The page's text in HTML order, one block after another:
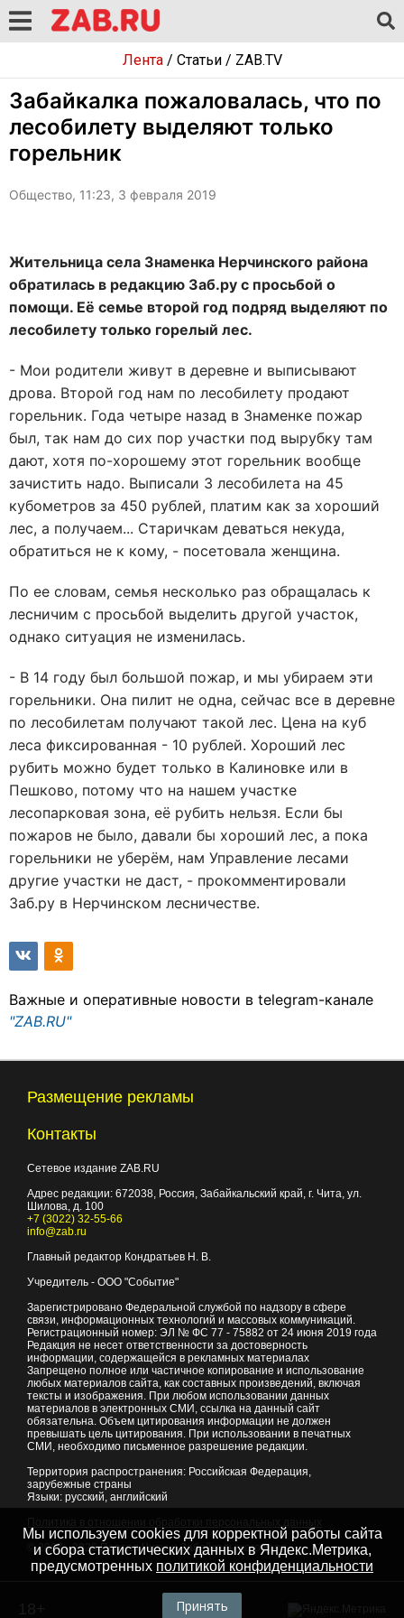
Лента/ Статьи/ ZAB.TV
Забайкалка пожаловалась, что по
лесобилету выделяют только
горельник
Общество, 11:23, 3 февраля 2019
Жительница села Знаменка Нерчинского района
обратилась в редакцию Заб.ру с просьбой о
помощи. Её семье второй год подряд выделяют по
лесобилету только горелый лес.
- Мои родители живут в деревне и выписывают
дрова. Второй год нам по лесобилету продают
горельник. Года четыре назад в Знаменке пожар
был, так нам до сих пор участки под вырубку там
дают, хотя по-хорошему этот горельник вообще
зачистить надо. Выписали 3 лесобилета на 45
кубометров за 450 рублей, платим как за хороший
лес, а получаем... Старичкам деваться некуда,
обратиться не к кому, - посетовала женщина.
По ее словам, семья несколько раз обращалась к
лесничим с просьбой выделить другой участок,
однако ситуация не изменилась.
- В 14 году был большой пожар, и мы убираем эти
горельники. Она пилит не одна, сейчас все в деревне
по лесобилетам получают такой лес. Цена на куб
леса фиксированная - 10 рублей. Хороший лес
рубить можно будет только в Калиновке или в
Пешково, потому что на нашем участке
лесопарковая зона, её рубить нельзя. Если бы
пожаров не было, давали бы хороший лес, а пока
горельники не уберём, нам Управление лесами
другие участки не даст, - прокомментировали
Заб.ру в Нерчинском лесничестве.
Важные и оперативные новости в telegram-канале
"ZAB.RU"
Размещение рекламы
Контакты
Сетевое издание ZAB.RU
Адрес редакции: 672038, Россия, Забайкальский край, г. Чита, ул.
Шилова, д. 100
+7 (3022) 32-55-66
info@zab.ru
Главный редактор Кондратьев Н. В.
Учредитель - ООО "Событие"
Зарегистрировано Федеральной службой по надзору в сфере
связи, информационных технологий и массовых коммуникаций.
Регистрационный номер: ЭЛ № ФС 77 - 75882 от 24 июня 2019 года
Редакция не несет ответственности за достоверность
информации, содержащейся в рекламных материалах
Запрещено полное или частичное копирование и использование
любых материалов сайта, как составных произведений, включая
тексты и изображения. При любом использовании данных
материалов в электронных СМИ, ссылка на данный сайт
обязательна. Объем цитирования информации не должен
превышать цель цитирования. При использовании в печатных
СМИ, необходимо письменное разрешение редакции.
Территория распространения: Российская Федерация,
зарубежные страны
Языки: русский, английский
© 2007 - 2026Портал Читы и Забайкальского края
Мы используем cookies для корректной работы сайта
и сбора статистических данных в Яндекс.Метрика,
предусмотренных политикой конфиденциальности
Принять